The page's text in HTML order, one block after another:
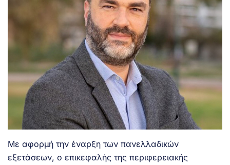
Με αφορμή την έναρξη των πανελλαδικών
εξετάσεων, ο επικεφαλής της περιφερειακής